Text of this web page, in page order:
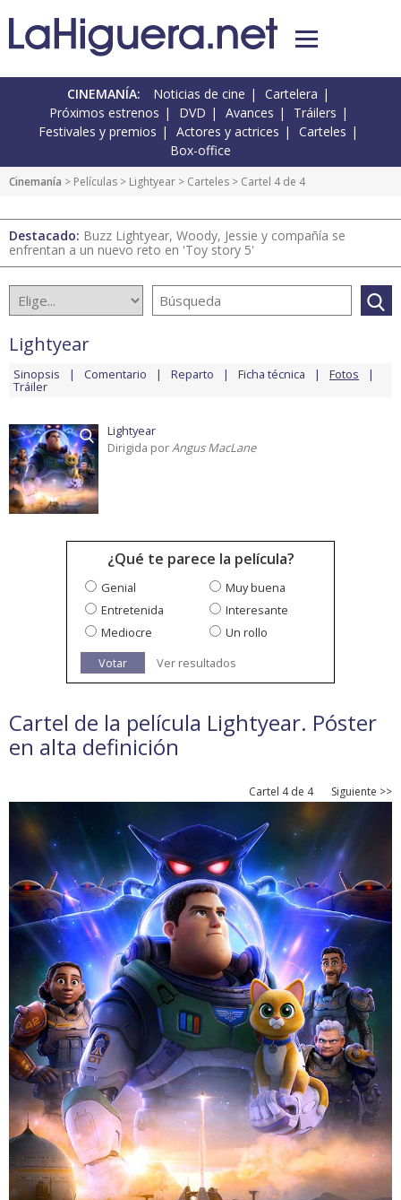
CINEMANÍA: Noticias de cine
Cartelera
Próximos estrenos
DVD Avances
Tráilers
Festivales y premios
Actores y actrices
Carteles
Box-office
Cinemanía > Películas > Lightyear > Carteles > Cartel 4 de 4
Destacado: Buzz Lightyear, Woody, Jessie y compañía se
enfrentan a un nuevo reto en 'Toy story 5'
Lightyear
Sinopsis Comentario Reparto Ficha técnica Fotos
Tráiler
Lightyear
Dirigida porAngus MacLane
¿Qué te parece la película?
Genial
Muy buena
Entretenida
Interesante
Mediocre
Un rollo
Votar
Ver resultados
Cartel de la película Lightyear. Póster
en alta definición
Cartel 4 de 4 Siguiente >>